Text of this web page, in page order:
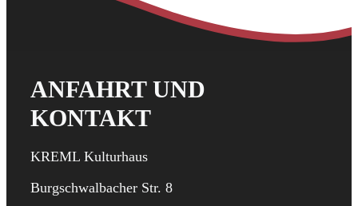
ANFAHRT UND
KONTAKT
KREML Kulturhaus
Burgschwalbacher Str. 8